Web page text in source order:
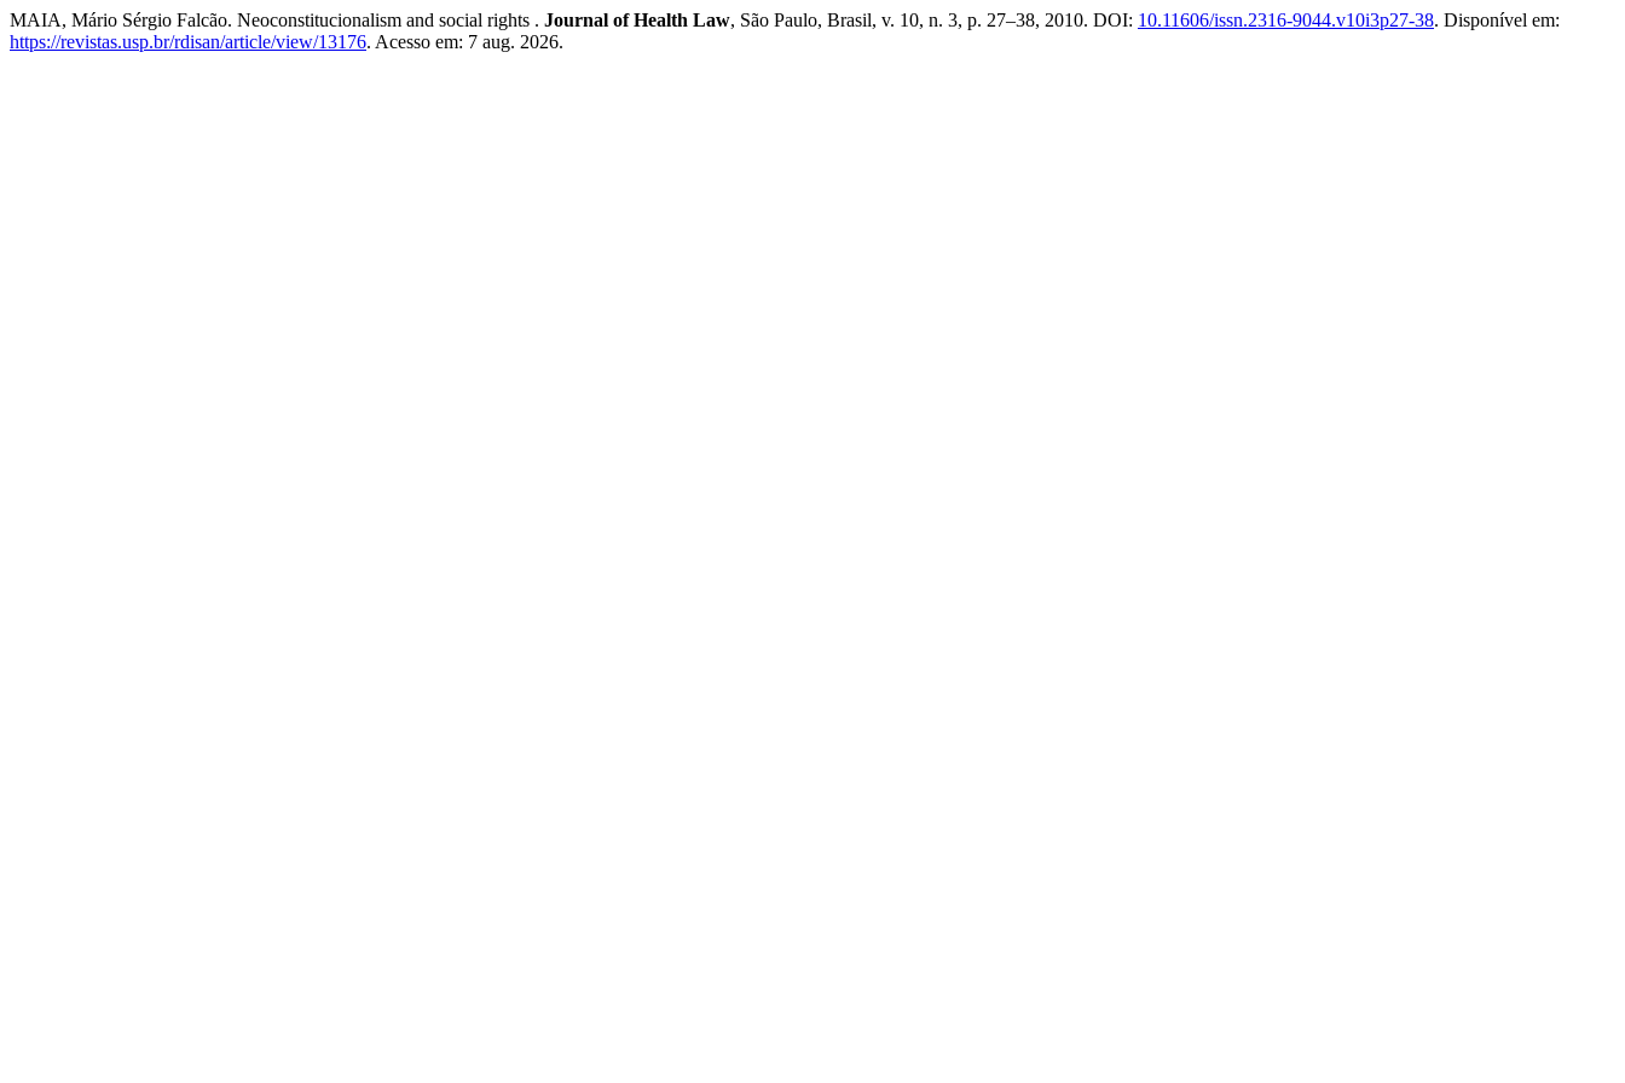
MAIA, Mário Sérgio Falcão. Neoconstitucionalism and social rights . Journal of Health Law, São Paulo, Brasil, v. 10, n. 3, p. 27–38, 2010. DOI: 10.11606/issn.2316-9044.v10i3p27-38. Disponível em:
https://revistas.usp.br/rdisan/article/view/13176. Acesso em: 7 aug. 2026.